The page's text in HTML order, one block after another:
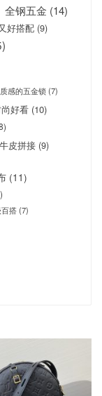
全钢五金 (14)
好搭配 (9)
感的五金锁 (7)
好看 (10)
皮拼接 (9)
(11)
搭(7)